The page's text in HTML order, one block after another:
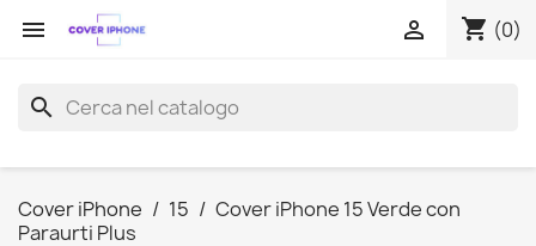
 shopping_cart (0)

search
Cover iPhone 15
Cover iPhone 15 Verde con
Paraurti Plus